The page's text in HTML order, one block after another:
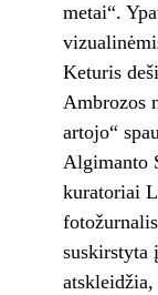
metai“.
Keturis
Ambrozos
artojo“
Algimanto
kuratoriai
suskirstyta
atskleidžia,